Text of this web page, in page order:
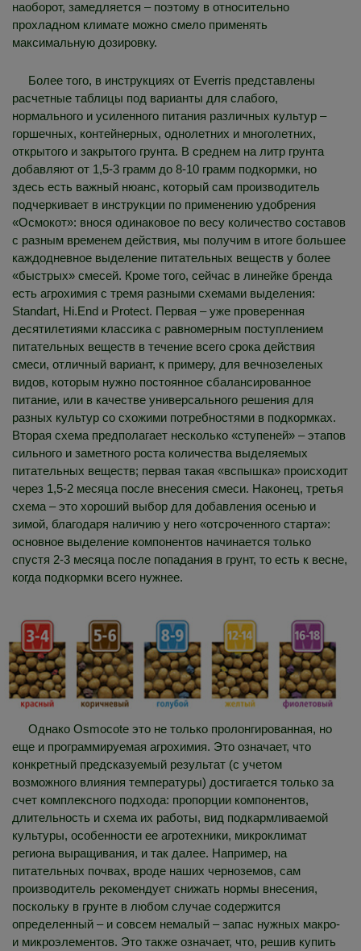
наоборот, замедляется – поэтому в относительно
прохладном климате можно смело применять
максимальную дозировку.
Более того, в инструкциях от Everris представлены
расчетные таблицы под варианты для слабого,
нормального и усиленного питания различных культур –
горшечных, контейнерных, однолетних и многолетних,
открытого и закрытого грунта. В среднем на литр грунта
добавляют от 1,5-3 грамм до 8-10 грамм подкормки, но
здесь есть важный нюанс, который сам производитель
подчеркивает в инструкции по применению удобрения
«Осмокот»: внося одинаковое по весу количество составов
с разным временем действия, мы получим в итоге большее
каждодневное выделение питательных веществ у более
«быстрых» смесей. Кроме того, сейчас в линейке бренда
есть агрохимия с тремя разными схемами выделения:
Standart, Hi.End и Protect. Первая – уже проверенная
десятилетиями классика с равномерным поступлением
питательных веществ в течение всего срока действия
смеси, отличный вариант, к примеру, для вечнозеленых
видов, которым нужно постоянное сбалансированное
питание, или в качестве универсального решения для
разных культур со схожими потребностями в подкормках.
Вторая схема предполагает несколько «ступеней» – этапов
сильного и заметного роста количества выделяемых
питательных веществ; первая такая «вспышка» происходит
через 1,5-2 месяца после внесения смеси. Наконец, третья
схема – это хороший выбор для добавления осенью и
зимой, благодаря наличию у него «отсроченного старта»:
основное выделение компонентов начинается только
спустя 2-3 месяца после попадания в грунт, то есть к весне,
когда подкормки всего нужнее.
Однако Osmocote это не только пролонгированная, но
еще и программируемая агрохимия. Это означает, что
конкретный предсказуемый результат (с учетом
возможного влияния температуры) достигается только за
счет комплексного подхода: пропорции компонентов,
длительность и схема их работы, вид подкармливаемой
культуры, особенности ее агротехники, микроклимат
региона выращивания, и так далее. Например, на
питательных почвах, вроде наших черноземов, сам
производитель рекомендует снижать нормы внесения,
поскольку в грунте в любом случае содержится
определенный – и совсем немалый – запас нужных макро-
и микроэлементов. Это также означает, что, решив купить